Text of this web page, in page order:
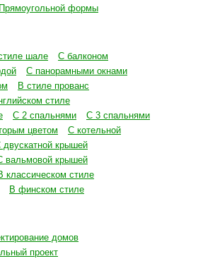
Прямоугольной формы
шале
С балконом
С панорамными окнами
В стиле прованс
стиле
С 2 спальнями
С 3 спальнями
цветом
С котельной
двускатной крышей
вальмовой крышей
классическом стиле
В финском стиле
домов
проект